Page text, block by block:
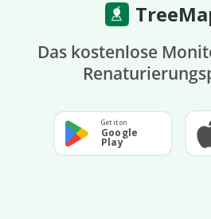
Das kostenlose
Get it on
Google
Play